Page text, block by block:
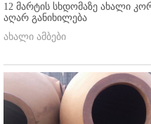
12 მარტის სხდომაზე ახალი
აღარ განიხილება
ახალი ამბები